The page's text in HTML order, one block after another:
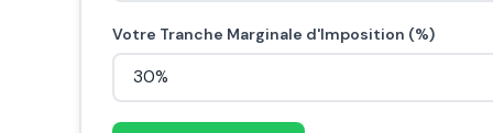
Votre Tranche Marginale d'Imposition (%)